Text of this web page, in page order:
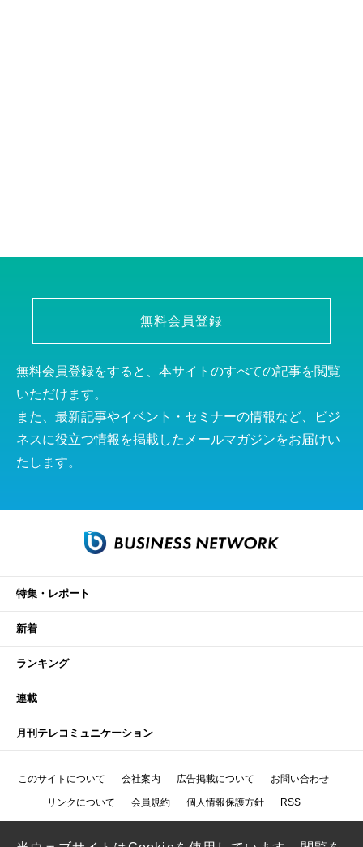
無料会員登録
無料会員登録をすると、本サイトのすべての記事を閲覧
いただけます。
また、最新記事やイベント・セミナーの情報など、ビジ
ネスに役立つ情報を掲載したメールマガジンをお届けい
たします。
特集・レポート
新着
ランキング
連載
月刊テレコミュニケーション
このサイトについて 会社案内 広告掲載について お問い合わせ
リンクについて 会員規約 個人情報保護方針 RSS